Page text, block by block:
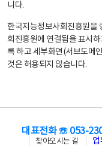
니다.
한국지능정보사회진흥원을
회진흥원에 연결됨을 표시
록 하고 세부화면(서브도메
것은 허용되지 않습니다.
대표전화 ☏ 053-
찾아오시는 길
업